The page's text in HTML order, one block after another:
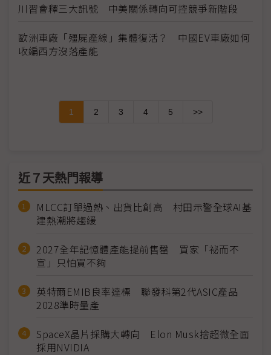
川習會釋三大訊號 中美關係轉向可控競爭新階段
歐洲車廠「殭屍產線」集體復活？ 中國EV車廠如何
收編西方沒落產能
1 2 3 4 5 >>
近７天熱門報導
MLCC訂單過熱、出貨比創高 村田示警全球AI基
建熱潮將趨緩
2027全年記憶體產能提前售罄 買家「祕而不
宣」只怕買不夠
英特爾EMIB良率達標 聯發科第2代ASIC產品
2028準時量產
SpaceX晶片採購大轉向 Elon Musk捨超微全面
採用NVIDIA